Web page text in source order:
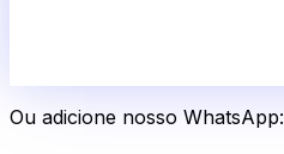
Ou adicione nosso WhatsApp: